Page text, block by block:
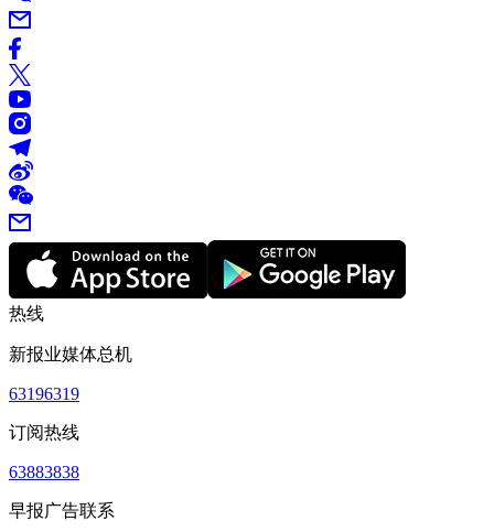
热线
新报业媒体总机
63196319
订阅热线
63883838
早报广告联系